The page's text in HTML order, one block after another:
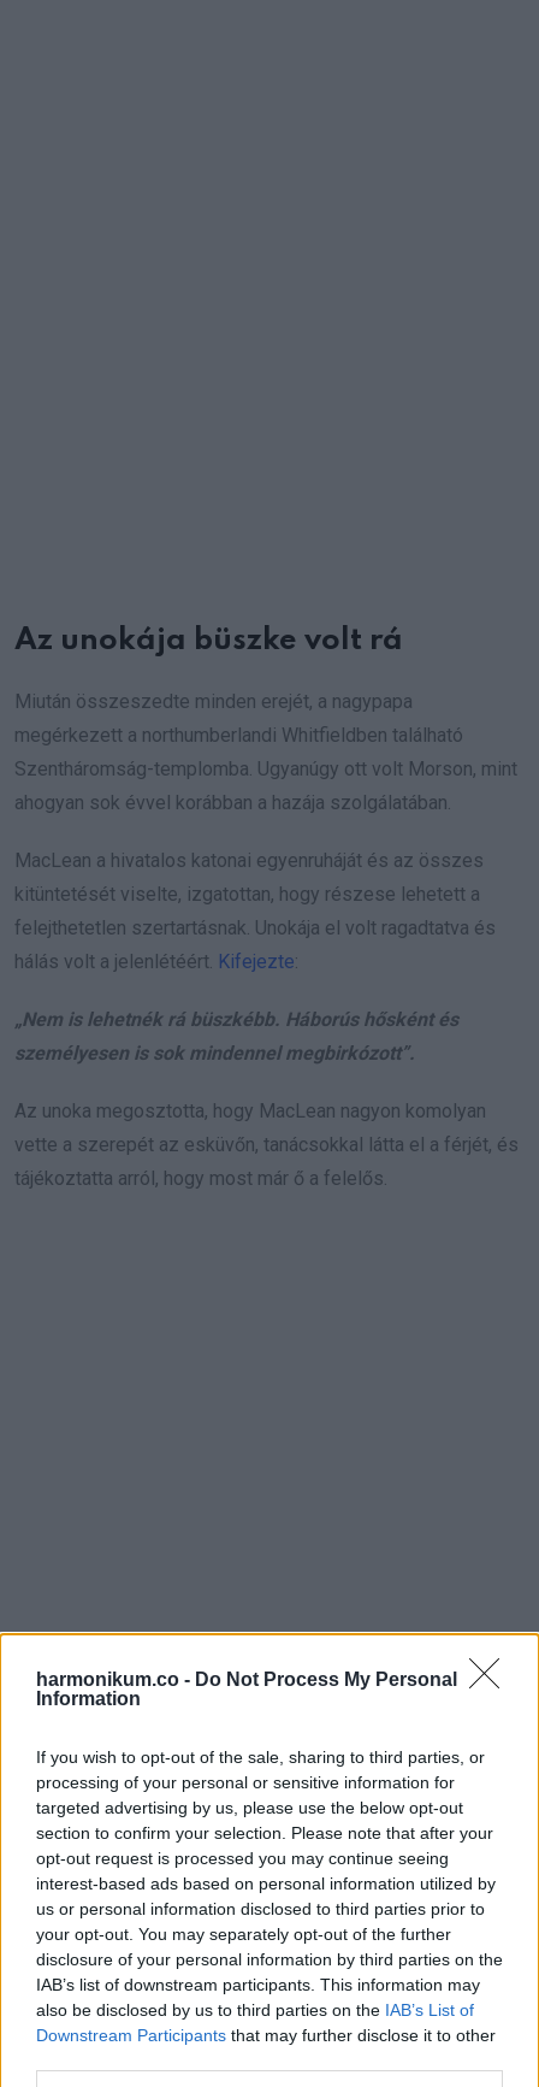
harmonikum.co - Do Not Process My Personal
Information
If you wish to opt-out of the sale, sharing to third parties, or
processing of your personal or sensitive information for
targeted advertising by us, please use the below opt-out
section to confirm your selection. Please note that after your
opt-out request is processed you may continue seeing
interest-based ads based on personal information utilized by
us or personal information disclosed to third parties prior to
your opt-out. You may separately opt-out of the further
disclosure of your personal information by third parties on the
IAB’s list of downstream participants. This information may
also be disclosed by us to third parties on the IAB’s List of
Downstream Participants that may further disclose it to other
Az unokája büszke volt rá
Miután összeszedte minden erejét, a nagypapa
megérkezett a northumberlandi Whitfieldben található
Szentháromság-templomba. Ugyanúgy ott volt Morson, mint
ahogyan sok évvel korábban a hazája szolgálatában.
MacLean a hivatalos katonai egyenruháját és az összes
kitüntetését viselte, izgatottan, hogy részese lehetett a
felejthetetlen szertartásnak. Unokája el volt ragadtatva és
hálás volt a jelenlétéért. Kifejezte:
„Nem is lehetnék rá büszkébb. Háborús hősként és
személyesen is sok mindennel megbirkózott”.
Az unoka megosztotta, hogy MacLean nagyon komolyan
vette a szerepét az esküvőn, tanácsokkal látta el a férjét, és
tájékoztatta arról, hogy most már ő a felelős.
Közeli kötelék fűzte őket
egymáshoz
Morson messze élt a nagyapjától, de amikor csak lehetett,
meglátogatta. Az együtt töltött időt mindig kézen fogva
töltötték, mert ő élvezte, megjegyezve, hogy az emberek